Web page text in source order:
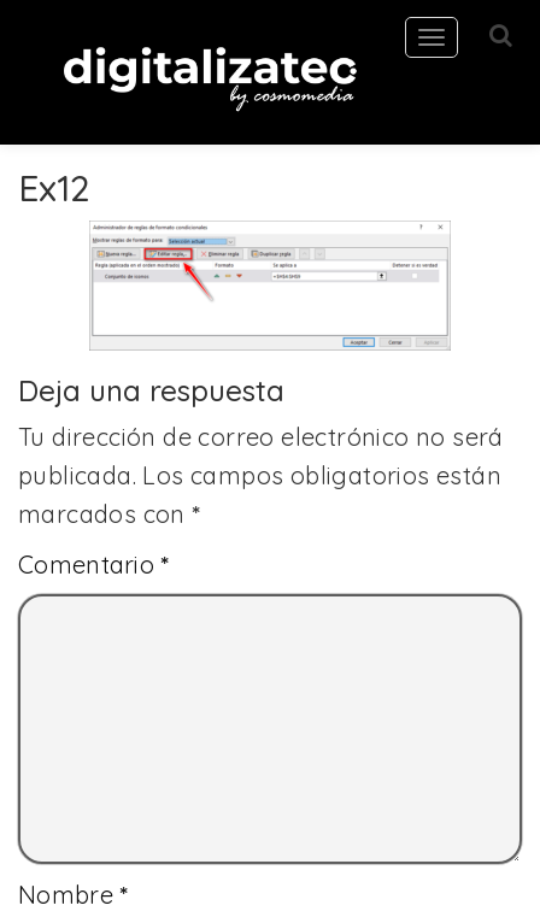
Toggle
navigation
Ex12
Deja una respuesta
Tu dirección de correo electrónico no será
publicada. Los campos obligatorios están
marcados con*
Comentario*
Nombre*